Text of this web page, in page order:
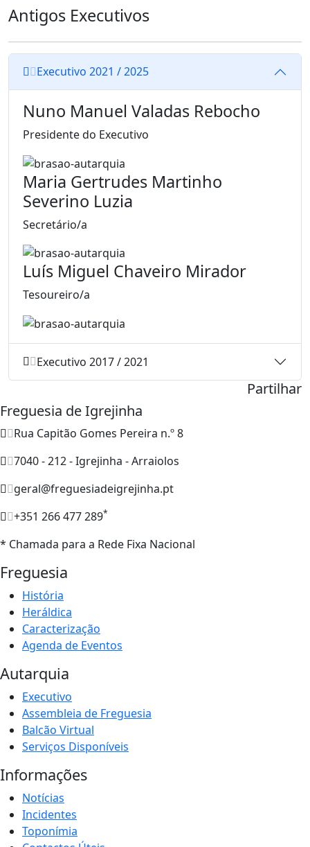
Antigos Executivos
Executivo 2021 / 2025
Nuno Manuel Valadas Rebocho
Presidente do Executivo
Maria Gertrudes Martinho
Severino Luzia
Secretário/a
Luís Miguel Chaveiro Mirador
Tesoureiro/a
Executivo 2017 / 2021
Partilhar
Freguesia de Igrejinha
Rua Capitão Gomes Pereira n.º 8
7040 - 212 - Igrejinha - Arraiolos
geral@freguesiadeigrejinha.pt
+351 266 477 289*
* Chamada para a Rede Fixa Nacional
Freguesia
História
Heráldica
Caracterização
Agenda de Eventos
Autarquia
Executivo
Assembleia de Freguesia
Balcão Virtual
Serviços Disponíveis
Informações
Notícias
Incidentes
Toponímia